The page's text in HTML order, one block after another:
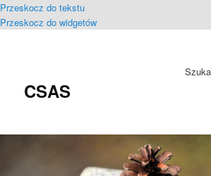
Przeskocz do tekstu
Przeskocz do widgetów
CSAS